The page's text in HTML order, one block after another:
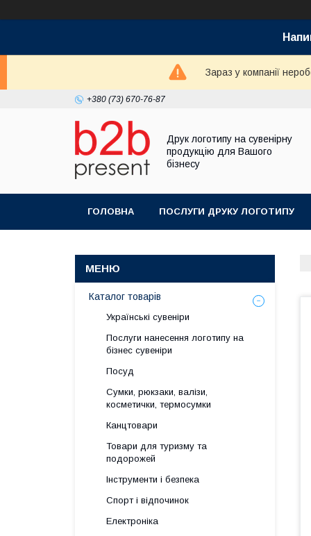
Зараз у компанії
+380 (73) 670-76-87
Друк логотипу на сувенірну
продукцію для Вашого
бізнесу
ГОЛОВНА ПОСЛУГИ ДРУКУ ЛОГОТИПУ
Каталог товарів
Українські сувеніри
Послуги нанесення логотипу на
бізнес сувеніри
Посуд
Сумки, рюкзаки, валізи,
косметички, термосумки
Канцтовари
Товари для туризму та
подорожей
Інструменти і безпека
Спорт і відпочинок
Електроніка